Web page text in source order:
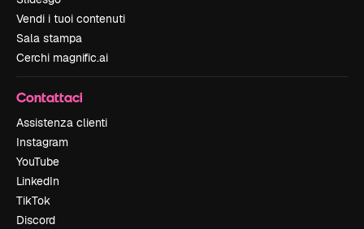
Vendi i tuoi contenuti
Sala stampa
Cerchi magnific.ai
Contattaci
Assistenza clienti
Instagram
YouTube
LinkedIn
TikTok
Discord